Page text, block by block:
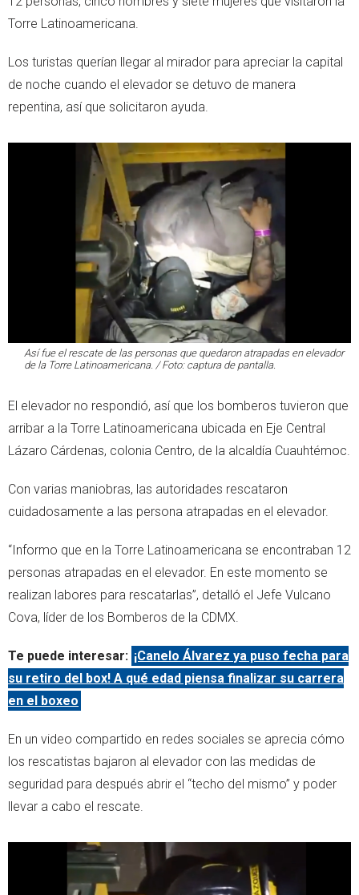
Torre Latinoamericana.
Los turistas querían llegar al mirador para apreciar la capital
de noche cuando el elevador se detuvo de manera
repentina, así que solicitaron ayuda.
Así fue el rescate de las personas que quedaron atrapadas en elevador
de la Torre Latinoamericana. / Foto: captura de pantalla.
El elevador no respondió, así que los bomberos tuvieron que
arribar a la Torre Latinoamericana ubicada en Eje Central
Lázaro Cárdenas, colonia Centro, de la alcaldía Cuauhtémoc.
Con varias maniobras, las autoridades rescataron
cuidadosamente a las persona atrapadas en el elevador.
“Informo que en la Torre Latinoamericana se encontraban 12
personas atrapadas en el elevador. En este momento se
realizan labores para rescatarlas”, detalló el Jefe Vulcano
Cova, líder de los Bomberos de la CDMX.
Te puede interesar: ¡Canelo Álvarez ya puso fecha para
su retiro del box! A qué edad piensa finalizar su carrera
en el boxeo
En un video compartido en redes sociales se aprecia cómo
los rescatistas bajaron al elevador con las medidas de
seguridad para después abrir el “techo del mismo” y poder
llevar a cabo el rescate.